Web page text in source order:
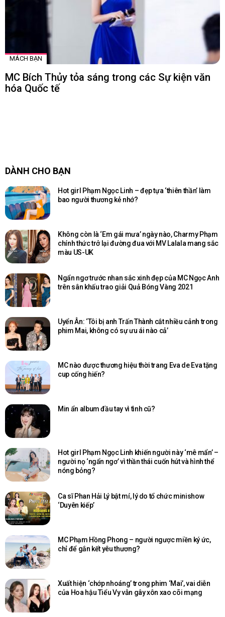
MÁCH BẠN
MC Bích Thủy tỏa sáng trong các Sự kiện văn
hóa Quốc tế
DÀNH CHO BẠN
Hot girl Phạm Ngọc Linh – đẹp tựa ‘thiên thần’ làm
bao người thương kẻ nhớ?
Không còn là ‘Em gái mưa’ ngày nào, Charmy Phạm
chính thức trở lại đường đua với MV Lalala mang sắc
màu US-UK
Ngẩn ngơ trước nhan sắc xinh đẹp của MC Ngọc Anh
trên sân khấu trao giải Quả Bóng Vàng 2021
Uyển Ân: ‘Tôi bị anh Trấn Thành cắt nhiều cảnh trong
phim Mai, không có sự ưu ái nào cả’
MC nào được thương hiệu thời trang Eva de Eva tặng
cup cống hiến?
Min ẩn album đầu tay vì tình cũ?
Hot girl Phạm Ngọc Linh khiến người này ‘mê mẩn’ –
người nọ ‘ngẩn ngơ’ vì thần thái cuốn hút và hình thể
nóng bỏng?
Ca sĩ Phan Hải Lý bật mí, lý do tổ chức minishow
‘Duyên kiếp’
MC Phạm Hồng Phong – người ngược miền ký ức,
chỉ để gắn kết yêu thương?
Xuất hiện ‘chớp nhoáng’ trong phim ‘Mai’, vai diễn
của Hoa hậu Tiểu Vy vẫn gây xôn xao cõi mạng